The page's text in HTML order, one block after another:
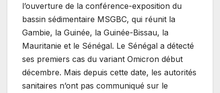
l’ouverture de la conférence-exposition du
bassin sédimentaire MSGBC, qui réunit la
Gambie, la Guinée, la Guinée-Bissau, la
Mauritanie et le Sénégal. Le Sénégal a détecté
ses premiers cas du variant Omicron début
décembre. Mais depuis cette date, les autorités
sanitaires n’ont pas communiqué sur le